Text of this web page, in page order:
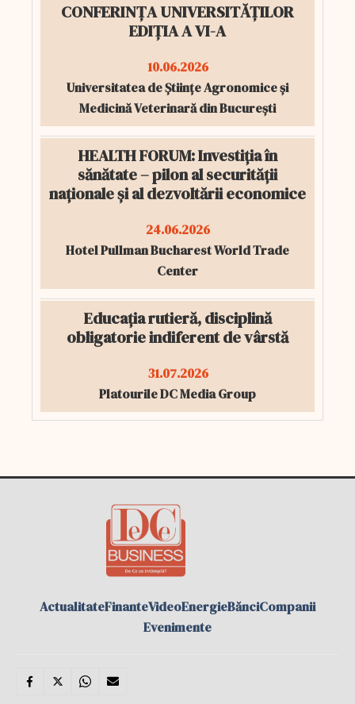
CONFERINȚA UNIVERSITĂȚILOR
EDIȚIA A VI-A
10.06.2026
Universitatea de Științe Agronomice și
Medicină Veterinară din București
HEALTH FORUM: Investiția în
sănătate – pilon al securității
naționale și al dezvoltării economice
24.06.2026
Hotel Pullman Bucharest World Trade
Center
Educația rutieră, disciplină
obligatorie indiferent de vârstă
31.07.2026
Platourile DC Media Group
ActualitateFinanteVideoEnergieBănciCompanii
Evenimente